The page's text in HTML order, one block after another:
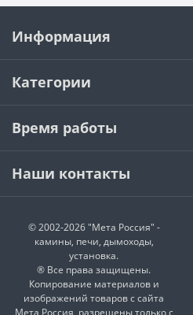
Информация
Категории
Время работы
Наши контакты
© 2002-2026 "Мета Россия" -
камины, печи, дымоходы,
установка.
® Все права защищены.
Копирование материалов и
изображений товаров с сайта
Мета Россия, разрешены только с